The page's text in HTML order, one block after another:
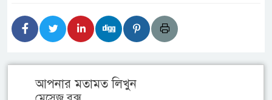
আপনার মতামত লিখুন